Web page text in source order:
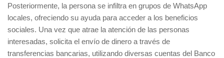
Posteriormente, la persona se infiltra en grupos de WhatsApp
locales, ofreciendo su ayuda para acceder a los beneficios
sociales. Una vez que atrae la atención de las personas
interesadas, solicita el envío de dinero a través de
transferencias bancarias, utilizando diversas cuentas del Banco